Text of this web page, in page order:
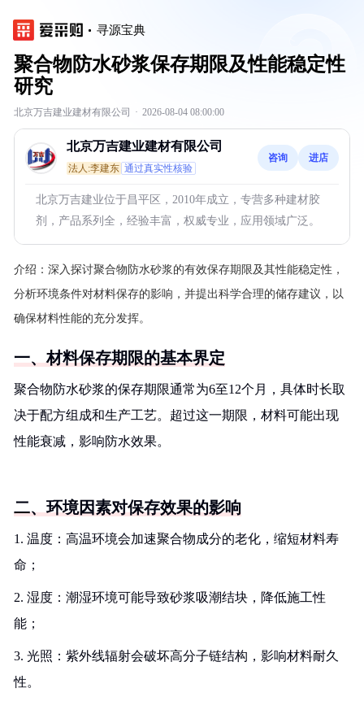
寻源宝典
聚合物防水砂浆保存期限及性能稳定性
研究
北京万吉建业建材有限公司 · 2026-08-04 08:00:00
北京万吉建业建材有限公司
法人:李建东 通过真实性核验
咨询 进店
北京万吉建业位于昌平区，2010年成立，专营多种建材胶
剂，产品系列全，经验丰富，权威专业，应用领域广泛。
介绍： 深入探讨聚合物防水砂浆的有效保存期限及其性能稳定性，
分析环境条件对材料保存的影响，并提出科学合理的储存建议，以
确保材料性能的充分发挥。
一、材料保存期限的基本界定
聚合物防水砂浆的保存期限通常为6至12个月，具体时长取
决于配方组成和生产工艺。超过这一期限，材料可能出现
性能衰减，影响防水效果。
二、环境因素对保存效果的影响
1. 温度：高温环境会加速聚合物成分的老化，缩短材料寿
命；
2. 湿度：潮湿环境可能导致砂浆吸潮结块，降低施工性
能；
3. 光照：紫外线辐射会破坏高分子链结构，影响材料耐久
性。